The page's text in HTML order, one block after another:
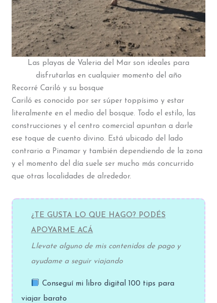
Las playas de Valeria del Mar son ideales para
disfrutarlas en cualquier momento del año
Recorré Cariló y su bosque
Cariló es conocido por ser súper toppísimo y estar
literalmente en el medio del bosque. Todo el estilo, las
construcciones y el centro comercial apuntan a darle
ese toque de cuento divino. Está ubicado del lado
contrario a Pinamar y también dependiendo de la zona
y el momento del día suele ser mucho más concurrido
que otras localidades de alrededor.
¿TE GUSTA LO QUE HAGO? PODÉS
APOYARME ACÁ
Llevate alguno de mis contenidos de pago y
ayudame a seguir viajando
Conseguí mi libro digital 100 tips para
viajar barato